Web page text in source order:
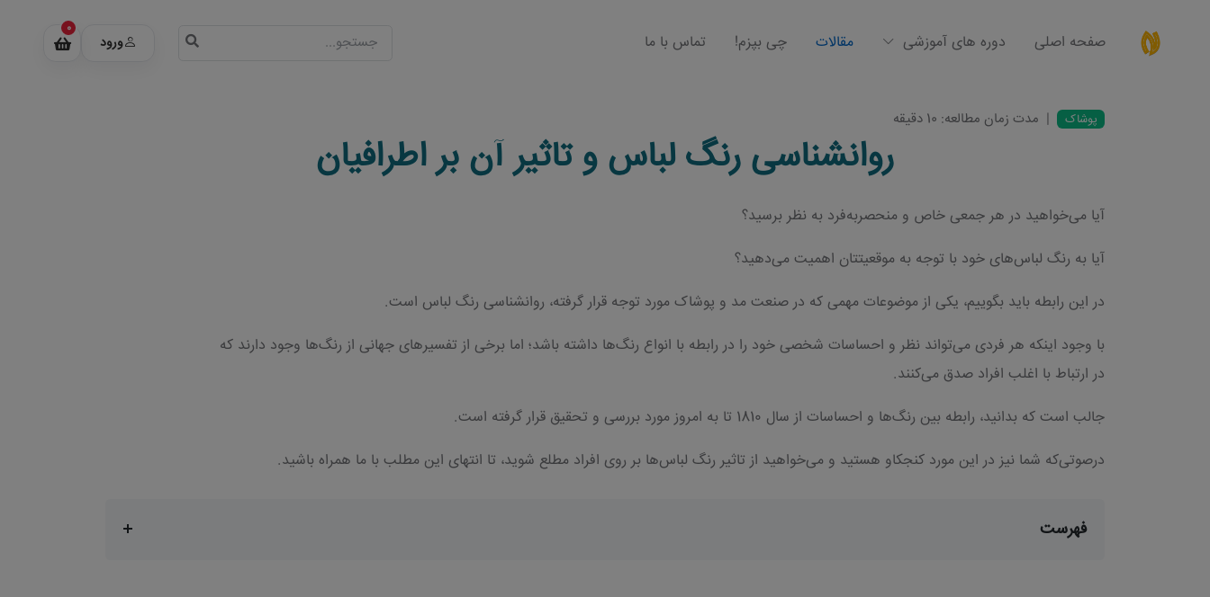
صفحه اصلی دوره های آموزشی مقالات چی بپزم! تماس با ما ورود
0
پوشاک | مدت زمان مطالعه: 10 دقیقه
روانشناسی رنگ لباس و تاثیر آن بر اطرافیان
آیا می‌خواهید در هر جمعی خاص و منحصربه‌فرد به نظر برسید؟
آیا به رنگ لباس‌های خود با توجه به موقعیتتان اهمیت می‌دهید؟
در این رابطه باید بگوییم، یکی از موضوعات مهمی که در صنعت مد و پوشاک مورد توجه قرار گرفته، روانشناسی رنگ لباس است.
با وجود اینکه هر فردی می‌تواند نظر و احساسات شخصی خود را در رابطه با انواع رنگ‌ها داشته باشد؛ اما برخی از تفسیرهای جهانی از رنگ‌ها وجود دارند که
در ارتباط با اغلب افراد صدق می‌کنند.
جالب است که بدانید، رابطه بین رنگ‌ها و احساسات از سال 1810 تا به امروز مورد بررسی و تحقیق قرار گرفته است.
درصوتی‌که شما نیز در این مورد کنجکاو هستید و می‌خواهید از تاثیر رنگ لباس‌ها بر روی افراد مطلع شوید، تا انتهای این مطلب با ما همراه باشید.
فهرست